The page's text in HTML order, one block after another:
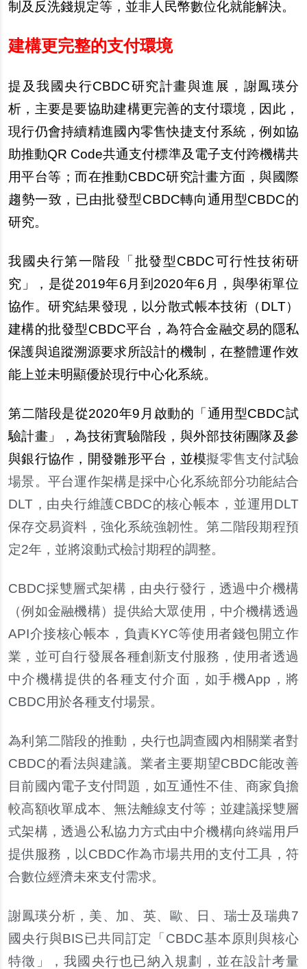
制及反洗錢規定等，並非人民幣數位化就能解決。
建構更完整的支付環境
提及我國央行CBDC研究計畫與進展，謝鳳瑛分
析，主要是要協助建構更完善的支付環境，因此，
現行仍會持續精進國內零售快捷支付系統，例如協
助推動QR Code共通支付標準及電子支付跨機構共
用平台等；而在推動CBDC研究計畫方面，與國際
趨勢一致，已由批發型CBDC轉向通用型CBDC的
研究。
我國央行第一階段「批發型CBDC可行性技術研
究」，是從2019年6月到2020年6月，與學術單位
協作。研究結果發現，以分散式帳本技術（DLT）
建構的批發型CBDC平台，為符合金融交易的隱私
保護與追蹤溯源要求所設計的機制，在整體運作效
能上並未明顯優於現行中心化系統。
第二階段是從2020年9月 啟動的「通用型CBDC試
驗計畫」，為技術實驗階段，與外部技術團隊及參
與銀行協作，開發雛形平台，並模擬零售支付試驗
場景。平台運作架構是採中心化系統部分功能結合
DLT，由央行維護CBDC的核心帳本，並運用DLT
保存交易資料，強化系統強韌性。第二階段期程預
定2年，並將滾動式檢討期程的調整。
CBDC採雙層式架構，由央行發行，透過中介機構
（例如金融機構）提供給大眾使用，中介機構透過
API介接核心帳本，負責KYC等使用者錢包開立作
業，並可自行發展各種創新支付服務，使用者透過
中介機構提供的各種支付介面，如手機App，將
CBDC用於各種支付場景。
為利第二階段的推動，央行也調查國內相關業者對
CBDC的看法與建議。業者主要期望CBDC能改善
目前國內電子支付問題，如互通性不佳、商家負擔
較高額收單成本、無法離線支付等；並建議採雙層
式架構，透過公私協力方式由中介機構向終端用 戶
提供服務，以CBDC作為市場共用的支付工具，符
合數位經濟未來支付需求。
謝鳳瑛分析，美、加、英、歐、日、瑞士及瑞典7
國央行與BIS已共同訂定「CBDC基本原則與核心
特徵 」，我國央行也已納入規劃，並在設計考量